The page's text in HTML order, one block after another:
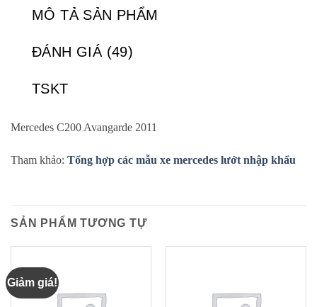
MÔ TẢ SẢN PHẨM
ĐÁNH GIÁ (49)
TSKT
Mercedes C200 Avangarde 2011
Tham khảo: Tổng hợp các mẫu xe mercedes lướt nhập khẩu
SẢN PHẨM TƯƠNG TỰ
Giảm giá!